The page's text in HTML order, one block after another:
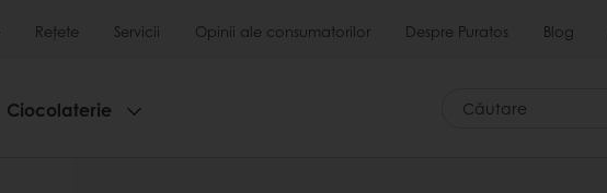
Rețete Servicii Opinii ale consumatorilor Despre Puratos Blog
Ciocolaterie